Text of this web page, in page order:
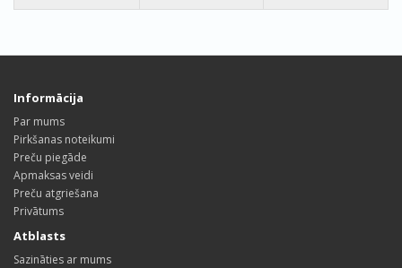
Informācija
Par mums
Pirkšanas noteikumi
Preču piegāde
Apmaksas veidi
Preču atgriešana
Privātums
Atblasts
Sazināties ar mums